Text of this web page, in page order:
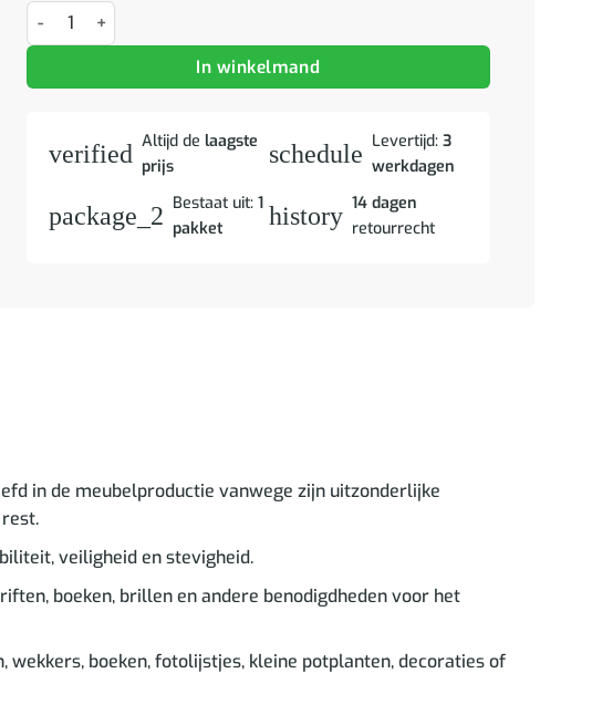
Nachtkastjes 2 st 40x33x46 cm massief mangohout zwart aantal
In winkelmand
verified Altijd de laagste
prijs
schedule Levertijd:3
werkdagen
package_2 Bestaat uit: 1
pakket
history 14 dagen
retourrecht
in de meubelproductie vanwege zijn uitzonderlijke
veiligheid en stevigheid.
boeken, brillen en andere benodigdheden voor het
boeken, fotolijstjes, kleine potplanten, decoraties of